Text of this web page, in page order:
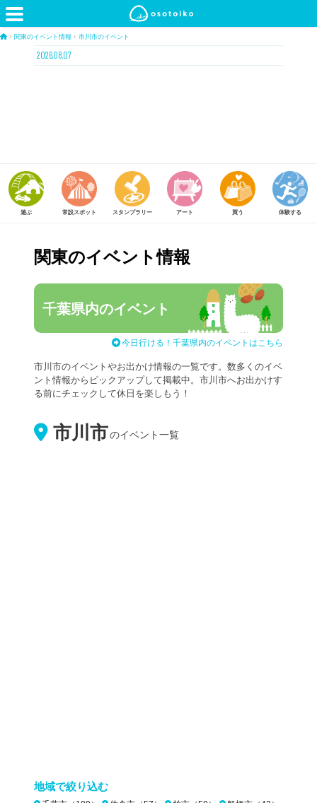
› 関東のイベント情報 › 市川市のイベント
2026.08.07
常設スポット スタンプラリー アート 買う 体験する 食べる
関東のイベント情報
千葉県内のイベント
今日行ける！千葉県内のイベントはこちら
市川市のイベントやお出かけ情報の一覧です。数多くのイベ
ント情報からピックアップして掲載中。市川市へお出かけす
る前にチェックして休日を楽しもう！
市川市のイベント一覧
地域で絞り込む